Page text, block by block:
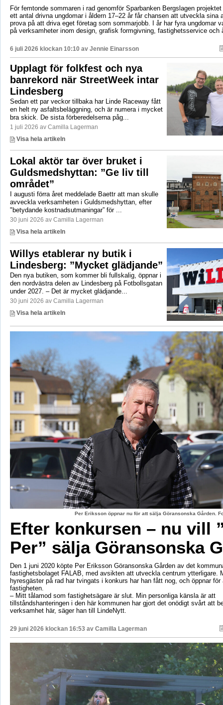
För femtonde sommaren i rad genomför Sparbanken Bergslagen
ett antal drivna ungdomar i åldern 17–22 år får chansen att utveckla sina
prova på att driva eget företag som sommarjobb. I år har fyra ungdomar
på verksamheter inom design, grafisk formgivning, fastighetsservice och
6 juli 2026 klockan 10:10 av Jennie Einarsson
Upplagt för folkfest och nya
banrekord när StreetWeek intar
Lindesberg
Sedan ett par veckor tillbaka har Linde Raceway fått
en helt ny asfaltsbeläggning, och är numera i mycket
bra skick. De sista förberedelserna påg...
1 juli 2026 av Camilla Lagerman
Visa hela artikeln
Lokal aktör tar över bruket i
Guldsmedshyttan: ”Ge liv till
området”
I augusti förra året meddelade Baettr att man skulle
avveckla verksamheten i Guldsmedshyttan, efter
"betydande kostnadsutmaningar” för ...
30 juni 2026 av Camilla Lagerman
Visa hela artikeln
Willys etablerar ny butik i
Lindesberg: ”Mycket glädjande”
Den nya butiken, som kommer bli fullskalig, öppnar i
den nordvästra delen av Lindesberg på Fotbollsgatan
under 2027. – Det är mycket glädjande...
30 juni 2026 av Camilla Lagerman
Visa hela artikeln
Per Eriksson öppnar nu för att sälja Göransonska Gården.
Efter konkursen – nu vill
Per” sälja Göransonska
Den 1 juni 2020 köpte Per Eriksson Göransonska Gården av det
fastighetsbolaget FALAB, med avsikten att utveckla centrum ytterligare.
hyresgäster på rad har tvingats i konkurs har han fått nog, och öppnar för
fastigheten.
– Mitt tålamod som fastighetsägare är slut. Min personliga känsla är att
tillståndshanteringen i den här kommunen har gjort det onödigt svårt att
verksamhet här, säger han till LindeNytt.
29 juni 2026 klockan 16:53 av Camilla Lagerman